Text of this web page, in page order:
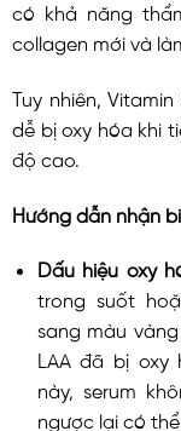
có khả năng
collagen mới và
Tuy nhiên,
dễ bị oxy hóa khi
độ cao.
Hướng dẫn nhận
Dấu hiệu oxy
trong suốt
sang màu
LAA đã bị oxy
này, serum
ngược lại có